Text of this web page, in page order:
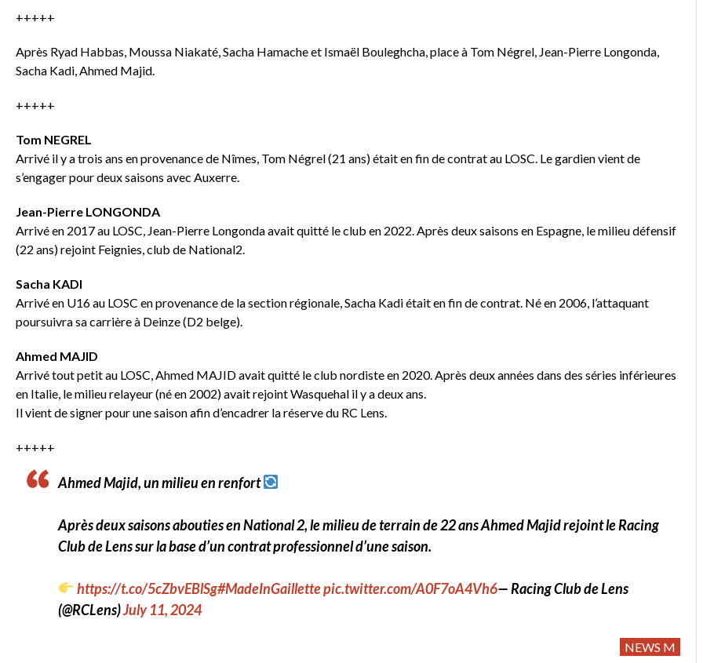
+++++
Après Ryad Habbas, Moussa Niakaté, Sacha Hamache et Ismaël Bouleghcha, place à Tom Négrel, Jean-Pierre Longonda,
Sacha Kadi, Ahmed Majid.
+++++
Tom NEGREL
Arrivé il y a trois ans en provenance de Nîmes, Tom Négrel (21 ans) était en fin de contrat au LOSC. Le gardien vient de
s’engager pour deux saisons avec Auxerre.
Jean-Pierre LONGONDA
Arrivé en 2017 au LOSC, Jean-Pierre Longonda avait quitté le club en 2022. Après deux saisons en Espagne, le milieu défensif
(22 ans) rejoint Feignies, club de National2.
Sacha KADI
Arrivé en U16 au LOSC en provenance de la section régionale, Sacha Kadi était en fin de contrat. Né en 2006, l’attaquant
poursuivra sa carrière à Deinze (D2 belge).
Ahmed MAJID
Arrivé tout petit au LOSC, Ahmed MAJID avait quitté le club nordiste en 2020. Après deux années dans des séries inférieures
en Italie, le milieu relayeur (né en 2002) avait rejoint Wasquehal il y a deux ans.
Il vient de signer pour une saison afin d’encadrer la réserve du RC Lens.
+++++
Ahmed Majid, un milieu en renfort
Après deux saisons abouties en National 2, le milieu de terrain de 22 ans Ahmed Majid rejoint le Racing
Club de Lens sur la base d’un contrat professionnel d’une saison.
https://t.co/5cZbvEBlSg#MadeInGaillettepic.twitter.com/A0F7oA4Vh6— Racing Club de Lens
(@RCLens)July 11, 2024
NEWS M